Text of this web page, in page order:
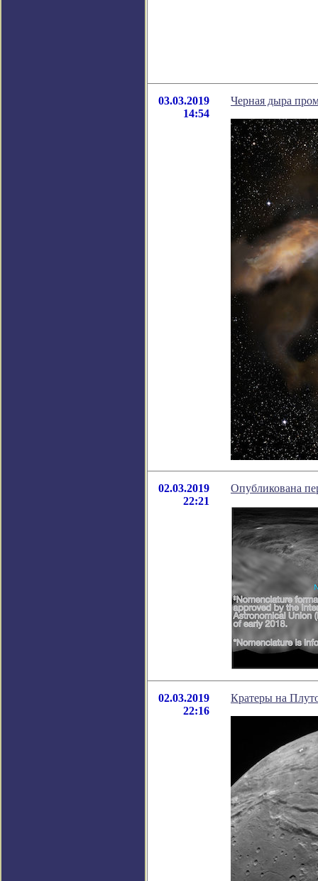
03.03.2019
14:54
Черная дыра
02.03.2019
22:21
Опубликована
02.03.2019
22:16
Кратеры на